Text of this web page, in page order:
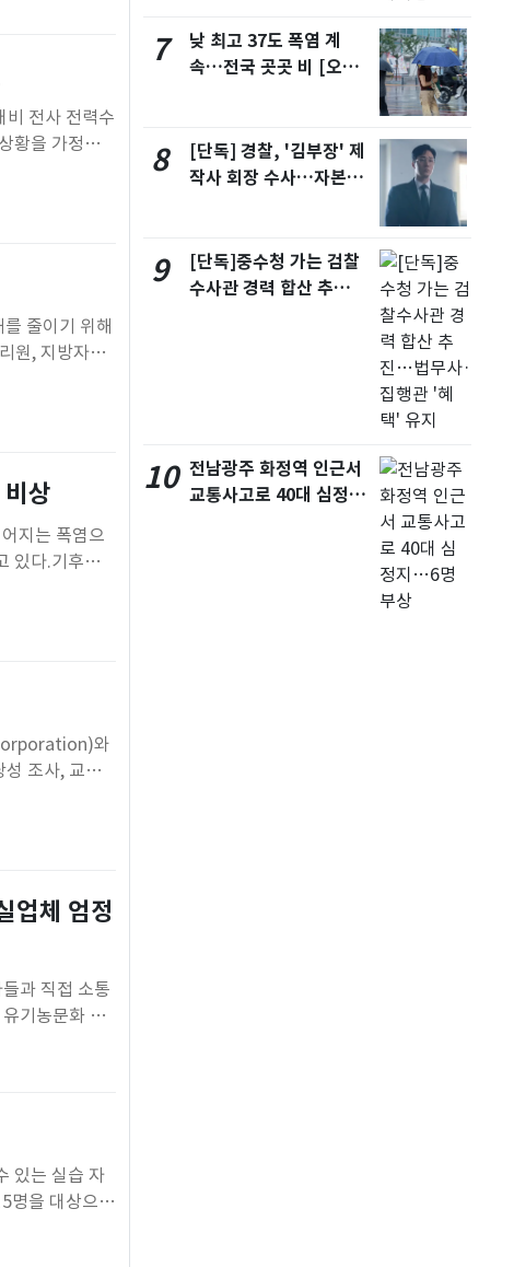
비 전사 전력수
황을 가정한
응 능력을 집
줄이기 위해
원, 지방자치
에는 폭염으
상
지는 폭염으
있다.기후변
확산 차단에
와
조사, 교육·
(MOU)를 체
업체 엄정
과 직접 소통
기농문화 체
위해 마련됐
있는 실습 자
명을 대상으로
구성했다.
7
낮 최고 37도 폭염 계
속…전국 곳곳 비 [오늘
8
[단독] 경찰, '김부장' 제
작사 회장 수사…자본시
9
[단독]중수청 가는 검찰
수사관 경력 합산 추
10 전남광주 화정역 인근서
교통사고로 40대 심정